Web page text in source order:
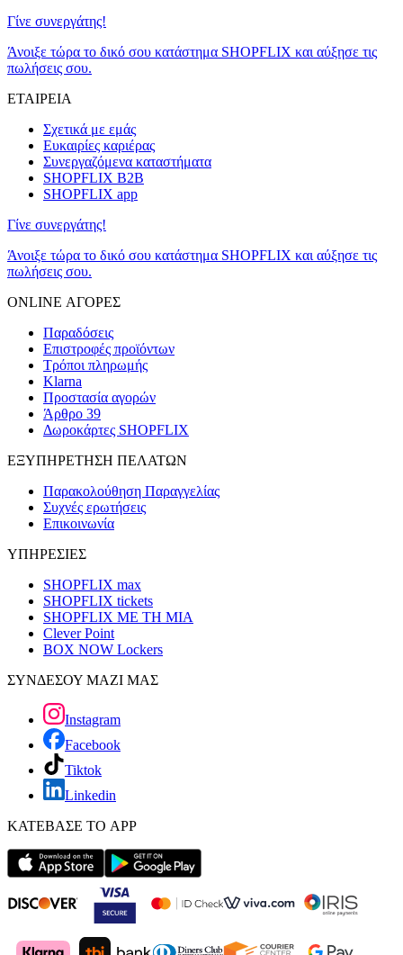
Γίνε συνεργάτης!
Άνοιξε τώρα το δικό σου κατάστημα SHOPFLIX και αύξησε τις
πωλήσεις σου.
ΕΤΑΙΡΕΙΑ
Σχετικά με εμάς
Ευκαιρίες καριέρας
Συνεργαζόμενα καταστήματα
SHOPFLIX B2B
SHOPFLIX app
Γίνε συνεργάτης!
Άνοιξε τώρα το δικό σου κατάστημα SHOPFLIX και αύξησε τις
πωλήσεις σου.
ONLINE ΑΓΟΡΕΣ
Παραδόσεις
Επιστροφές προϊόντων
Τρόποι πληρωμής
Klarna
Προστασία αγορών
Άρθρο 39
Δωροκάρτες SHOPFLIX
ΕΞΥΠΗΡΕΤΗΣΗ ΠΕΛΑΤΩΝ
Παρακολούθηση Παραγγελίας
Συχνές ερωτήσεις
Επικοινωνία
ΥΠΗΡΕΣΙΕΣ
SHOPFLIX max
SHOPFLIX tickets
SHOPFLIX ΜΕ ΤΗ ΜΙΑ
Clever Point
BOX NOW Lockers
ΣΥΝΔΕΣΟΥ ΜΑΖΙ ΜΑΣ
Instagram
Facebook
Tiktok
Linkedin
ΚΑΤΕΒΑΣΕ ΤΟ APP